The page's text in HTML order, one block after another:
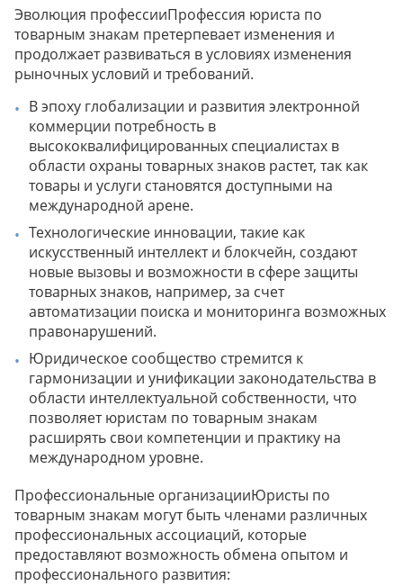
Эволюция профессииПрофессия юриста по
товарным знакам претерпевает изменения и
продолжает развиваться в условиях изменения
рыночных условий и требований.
В эпоху глобализации и развития электронной
коммерции потребность в
высококвалифицированных специалистах в
области охраны товарных знаков растет, так как
товары и услуги становятся доступными на
международной арене.
Технологические инновации, такие как
искусственный интеллект и блокчейн, создают
новые вызовы и возможности в сфере защиты
товарных знаков, например, за счет
автоматизации поиска и мониторинга возможных
правонарушений.
Юридическое сообщество стремится к
гармонизации и унификации законодательства в
области интеллектуальной собственности, что
позволяет юристам по товарным знакам
расширять свои компетенции и практику на
международном уровне.
Профессиональные организацииЮристы по
товарным знакам могут быть членами различных
профессиональных ассоциаций, которые
предоставляют возможность обмена опытом и
профессионального развития: